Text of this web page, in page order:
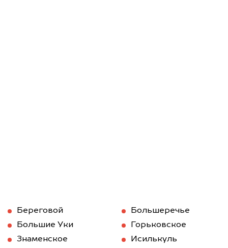
Береговой
Большеречье
Большие Уки
Горьковское
Знаменское
Исилькуль